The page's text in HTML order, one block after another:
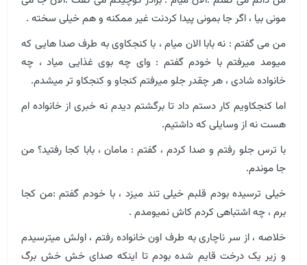
مونی بیا ، اگر جا بمونی پیدا کردنت غیر ممکنه و هم خیلی سخته .
من می گفتم : نه بابا الان میام ، با کنجکاوی به طرف صدا هایی که
میومد میرفتم با خودم گفتم : وای چه بوی غذایی میاد ، چه
خانواده شادی ، هر چقدر جلو میرفتم کنجاو و کنجکاو تر میشدم.
اما کنجکاویم کار دستم داد تا برگشتم دیدم نه خبری از خانواده ام
هست نه از وسایلی که داشتیم.
با ترس جلو رفتم و صدا کردم ، گفتم : مامان ، بابا کجا رفتید؟ من
جا موندم.
خیلی ترسیده بودم قلبم خیلی تند میزد ، با خودم گفتم :من کجا
برم ، چه اشتباهی کردم کاش نمیومدم .
خلاصه ، از سر ناچاری به طرف اون خانواده رفتم ، اولش میترسیدم
و زیر یک درخت قایم شده بودم تا اینکه صدای خش خش برگ